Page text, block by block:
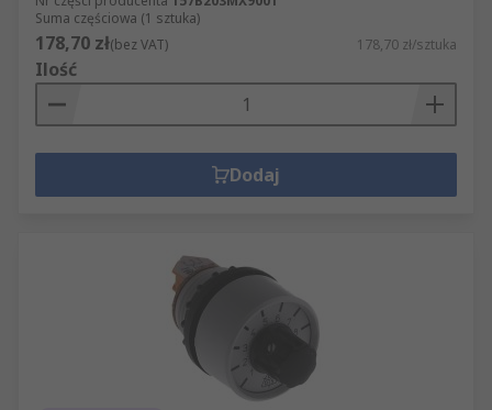
Suma częściowa (1 sztuka)
178,70 zł(bez VAT) 178,70 zł/sztuka
Ilość
Dodaj